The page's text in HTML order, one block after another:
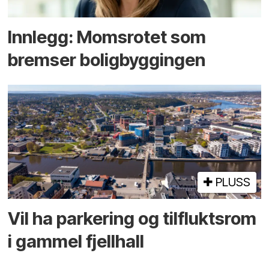
Innlegg: Moms­rotet som
bremser bolig­byggingen
PLUSS
Vil ha parkering og tilflukts­rom
i gammel fjellhall